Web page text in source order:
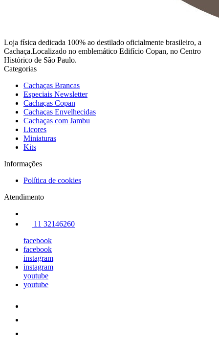
Loja física dedicada 100% ao destilado oficialmente brasileiro, a
Cachaça.Localizado no emblemático Edifício Copan, no Centro
Histórico de São Paulo.
Categorias
Cachaças Brancas
Especiais Newsletter
Cachaças Copan
Cachaças Envelhecidas
Cachaças com Jambu
Licores
Miniaturas
Kits
Informações
Política de cookies
Atendimento
11 32146260
facebook
facebook
instagram
instagram
youtube
youtube